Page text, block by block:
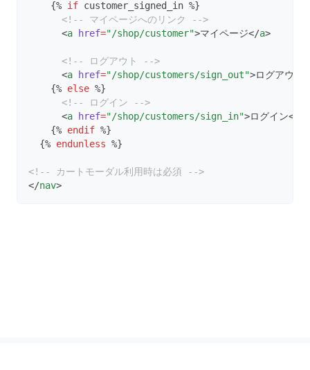
    {%
if customer_signed_in %}
<!-- マイページへのリンク -->
      <
a href="/shop/customer">マイページ</a>
<!-- ログアウト -->
      <
a href="/shop/customers/sign_out">ログアウト
    {%
else %}
<!-- ログイン -->
      <
a href="/shop/customers/sign_in">ログイン</
    {%
endif %}
  {%
endunless %}
<!-- カートモーダル利用時は必須 -->
</nav>